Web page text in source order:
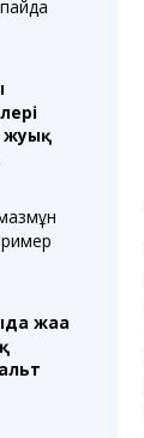
пайда
жуық
жаңа